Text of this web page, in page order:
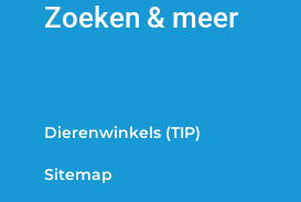
Zoeken & meer
Dierenwinkels (TIP)
Sitemap